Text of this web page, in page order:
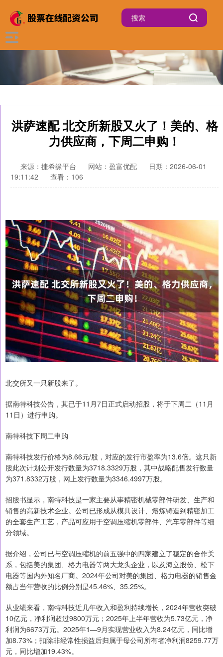
洪萨速配 北交所新股又火了！美的、格
力供应商，下周二申购！
来源：捷希缘平台 网站：盈富优配
日期：2026-06-01
19:11:42
查看：106
北交所又一只新股来了。
据南特科技公告，其已于11月7日正式启动招股，将于下周二（11月
11日）进行申购。
南特科技下周二申购
南特科技发行价格为8.66元/股，对应的发行市盈率为13.6倍。这只新
股此次计划公开发行数量为3718.3329万股，其中战略配售发行数量
为371.8332万股，网上发行数量为3346.4997万股。
招股书显示，南特科技是一家主要从事精密机械零部件研发、生产和
销售的高新技术企业。公司已形成从模具设计、熔炼铸造到精密加工
的全套生产工艺，产品可应用于空调压缩机零部件、汽车零部件等细
分领域。
据介绍，公司已与空调压缩机的前五强中的四家建立了稳定的合作关
系，包括美的集团、格力电器等两大龙头企业，以及海立股份、松下
电器等国内外知名厂商。2024年公司对美的集团、格力电器的销售金
额占当年营收的比例分别是45.46%、35.25%。
从业绩来看，南特科技近几年收入和盈利持续增长，2024年营收突破
10亿元，净利润超过9800万元；2025年上半年营收为5.73亿元，净
利润为6673万元。2025年1—9月实现营业收入为8.24亿元，同比增
加8.73%；扣除非经常性损益后归属于母公司所有者净利润8259.77万
元，同比增加19.43%。